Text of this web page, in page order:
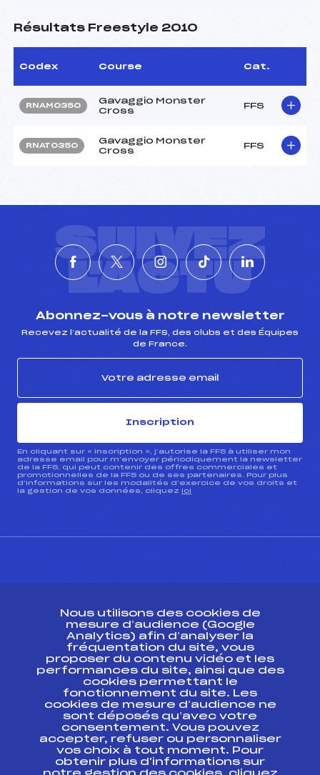
Résultats Freestyle 2010
Codex Course Cat.
RNAM0350
Gavaggio Monster
Cross
FFS
RNAT0350
Gavaggio Monster
Cross
FFS
SUIVEZ
L'ACTU
Abonnez-vous à notre newsletter
Recevez l’actualité de la FFS, des clubs et des Équipes
de France.
Inscription
En cliquant sur « inscription », j’autorise la FFS à utiliser mon
adresse email pour m’envoyer périodiquement la newsletter
de la FFS, qui peut contenir des offres commerciales et
promotionnelles de la FFS ou de ses partenaires. Pour plus
d’informations sur les modalités d’exercice de vos droits et
la gestion de vos données, cliquez ici
ESPACE PRESSE
Ressources
Pass’Neige
Projet sportif fédéral
Projet de performance fédéral
Antidopage
Pôle Développement, Formation, Suivi
Scientifique
Listes ministérielles
Nous utilisons des cookies de
mesure d’audience (Google
Analytics) afin d’analyser la
fréquentation du site, vous
proposer du contenu vidéo et les
performances du site, ainsi que des
cookies permettant le
fonctionnement du site. Les
cookies de mesure d’audience ne
sont déposés qu’avec votre
consentement. Vous pouvez
accepter, refuser ou personnaliser
vos choix à tout moment. Pour
obtenir plus d'informations sur